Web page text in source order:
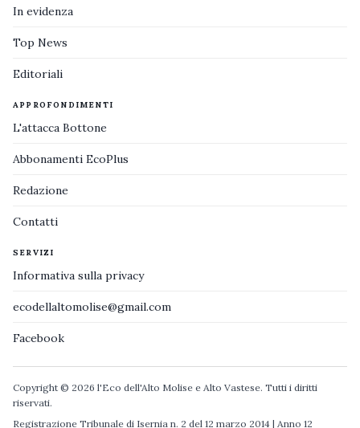
In evidenza
Top News
Editoriali
APPROFONDIMENTI
L'attacca Bottone
Abbonamenti EcoPlus
Redazione
Contatti
SERVIZI
Informativa sulla privacy
ecodellaltomolise@gmail.com
Facebook
Copyright © 2026 l'Eco dell'Alto Molise e Alto Vastese. Tutti i diritti
riservati.
Registrazione Tribunale di Isernia n. 2 del 12 marzo 2014 | Anno 12